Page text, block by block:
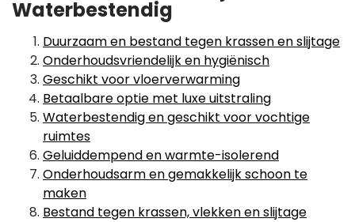
Waterbestendig
Duurzaam en bestand tegen krassen en slijtage
Onderhoudsvriendelijk en hygiënisch
Geschikt voor vloerverwarming
Betaalbare optie met luxe uitstraling
Waterbestendig en geschikt voor vochtige
ruimtes
Geluiddempend en warmte-isolerend
Onderhoudsarm en gemakkelijk schoon te
maken
Bestand tegen krassen, vlekken en slijtage